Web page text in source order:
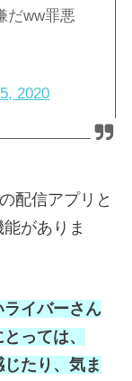
だww罪悪
2020
配信アプリと
がありま
イバーさん
っては、
たり、気ま